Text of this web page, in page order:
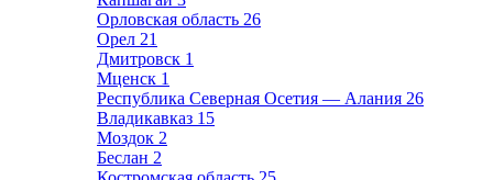
Орловская область 26
Орел 21
Дмитровск 1
Мценск 1
Республика Северная Осетия — Алания 26
Владикавказ 15
Моздок 2
Беслан 2